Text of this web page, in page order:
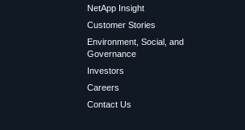
NetApp Insight
Customer Stories
Environment, Social, and
Governance
Investors
Careers
Contact Us